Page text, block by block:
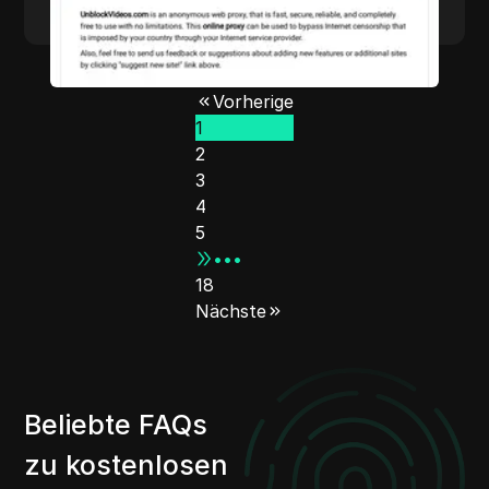
Vorherige
1
2
3
4
5
•••
18
Nächste
Beliebte FAQs
zu kostenlosen